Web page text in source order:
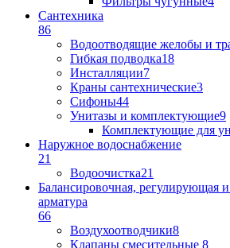
Сантехника
86
Водоотводящие желобы и
Гибкая подводка18
Инсталляции7
Краны сантехнические3
Сифоны44
Унитазы и комплектующие9
Комплектующие для
Наружное водоснабжение
21
Водоочистка21
Балансировочная, регулирующая
арматура
66
Воздухоотводчики8
Клапаны cмесительные 8